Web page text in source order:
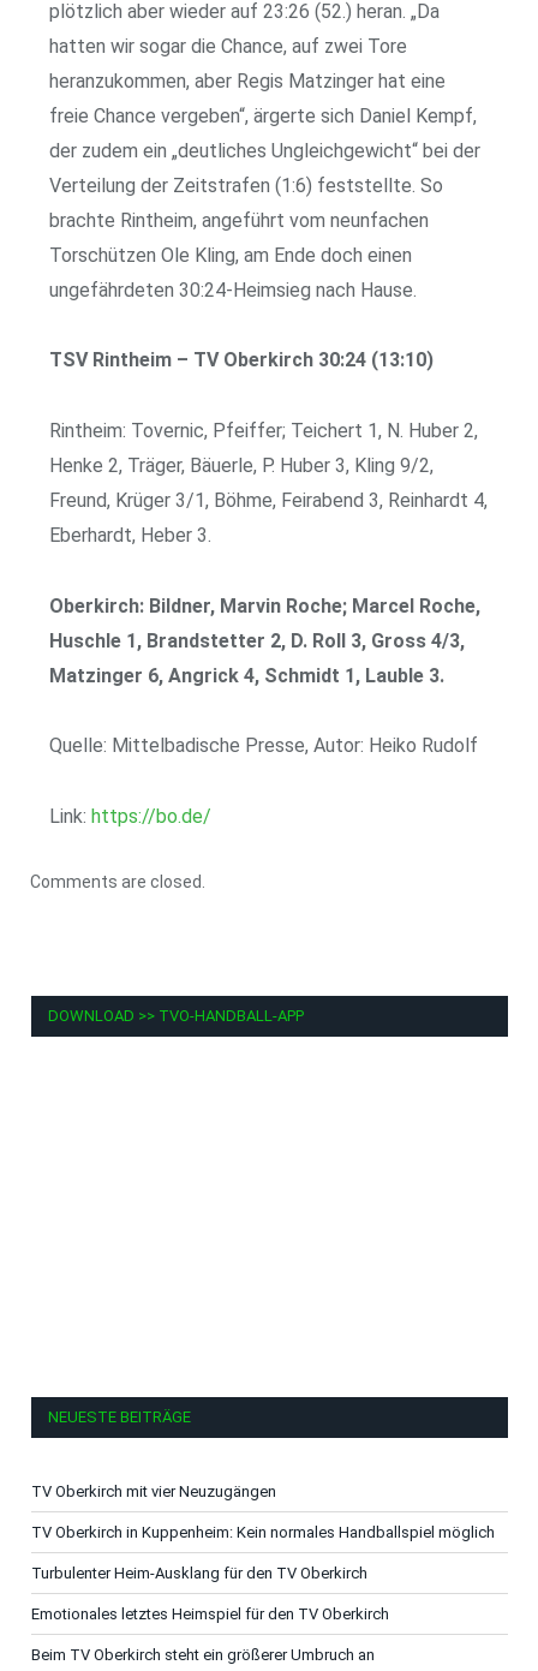
plötzlich aber wieder auf 23:26 (52.) heran. „Da
hatten wir sogar die Chance, auf zwei Tore
heranzukommen, aber Regis Matzinger hat eine
freie Chance vergeben“, ärgerte sich Daniel Kempf,
der zudem ein „deutliches Ungleichgewicht“ bei der
Verteilung der Zeitstrafen (1:6) feststellte. So
brachte Rintheim, angeführt vom neunfachen
Torschützen Ole Kling, am Ende doch einen
ungefährdeten 30:24-Heimsieg nach Hause.
TSV Rintheim – TV Oberkirch 30:24 (13:10)
Rintheim: Tovernic, Pfeiffer; Teichert 1, N. Huber 2,
Henke 2, Träger, Bäuerle, P. Huber 3, Kling 9/2,
Freund, Krüger 3/1, Böhme, Feirabend 3, Reinhardt 4,
Eberhardt, Heber 3.
Oberkirch: Bildner, Marvin Roche; Marcel Roche,
Huschle 1, Brandstetter 2, D. Roll 3, Gross 4/3,
Matzinger 6, Angrick 4, Schmidt 1, Lauble 3.
Quelle: Mittelbadische Presse, Autor: Heiko Rudolf
Link: https://bo.de/
Comments are closed.
DOWNLOAD >> TVO-HANDBALL-APP
NEUESTE BEITRÄGE
TV Oberkirch mit vier Neuzugängen
TV Oberkirch in Kuppenheim: Kein normales Handballspiel möglich
Turbulenter Heim-Ausklang für den TV Oberkirch
Emotionales letztes Heimspiel für den TV Oberkirch
Beim TV Oberkirch steht ein größerer Umbruch an